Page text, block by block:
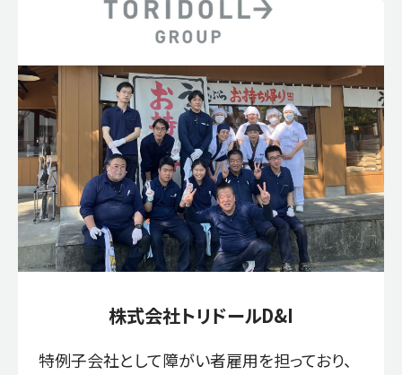
株式会社トリドールD&I
特例子会社として障がい者雇用を担っており、